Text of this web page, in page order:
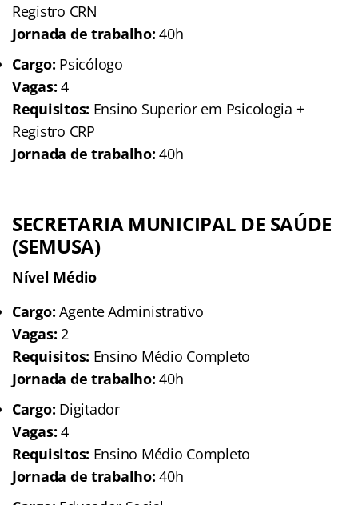
Registro CRN
Jornada de trabalho: 40h
Cargo: Psicólogo
Vagas: 4
Requisitos: Ensino Superior em Psicologia +
Registro CRP
Jornada de trabalho: 40h
SECRETARIA MUNICIPAL DE SAÚDE
(SEMUSA)
Nível Médio
Cargo: Agente Administrativo
Vagas: 2
Requisitos: Ensino Médio Completo
Jornada de trabalho: 40h
Cargo: Digitador
Vagas: 4
Requisitos: Ensino Médio Completo
Jornada de trabalho: 40h